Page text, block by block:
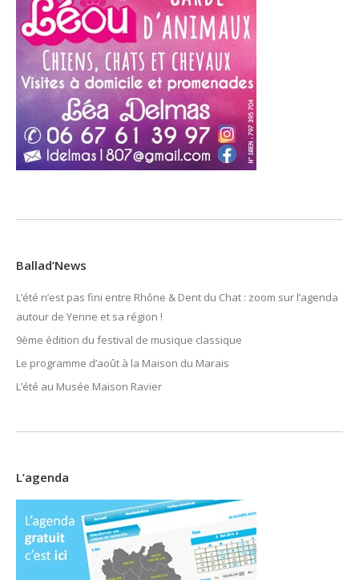
Ballad’News
L’été n’est pas fini entre Rhône & Dent du Chat : zoom sur l’agenda
autour de Yenne et sa région !
9ème édition du festival de musique classique
Le programme d’août à la Maison du Marais
L’été au Musée Maison Ravier
L’agenda